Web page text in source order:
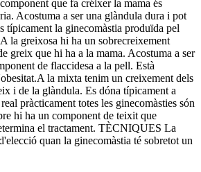
que fa créixer la mama és
Acostuma a ser una glàndula dura i pot
típicament la ginecomàstia produïda pel
la greixosa hi ha un sobrecreixement
greix que hi ha a la mama. Acostuma a ser
de flaccidesa a la pell. Està
la mixta tenim un creixement dels
i de la glàndula. Es dóna típicament a
pràcticament totes les ginecomàsties són
hi ha un component de teixit que
el tractament. TÈCNIQUES La
quan la ginecomàstia té sobretot un